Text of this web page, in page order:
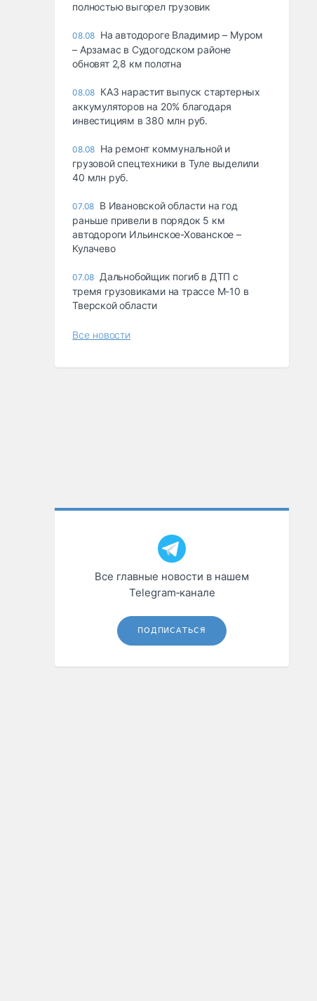
полностью выгорел грузовик
08.08 На автодороге Владимир – Муром
– Арзамас в Судогодском районе
обновят 2,8 км полотна
08.08 КАЗ нарастит выпуск стартерных
аккумуляторов на 20% благодаря
инвестициям в 380 млн руб.
08.08 На ремонт коммунальной и
грузовой спецтехники в Туле выделили
40 млн руб.
07.08 В Ивановской области на год
раньше привели в порядок 5 км
автодороги Ильинское-Хованское –
Кулачево
07.08 Дальнобойщик погиб в ДТП с
тремя грузовиками на трассе М-10 в
Тверской области
Все новости
Все главные новости в нашем
Telegram‑канале
ПОДПИСАТЬСЯ